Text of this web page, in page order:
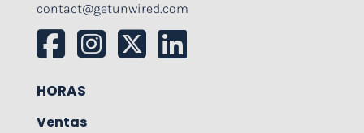
contact@getunwired.com
HORAS
Ventas